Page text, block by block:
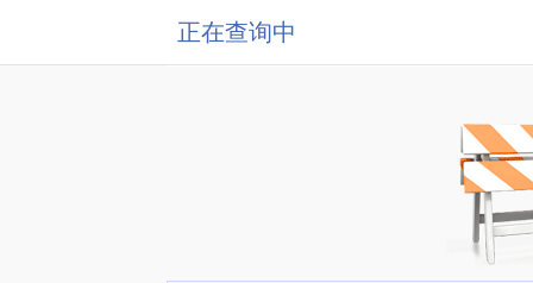
正在查询中